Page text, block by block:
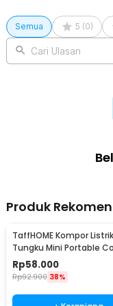
Semua 5 (0)
Cari Ulasan
Produk
TaffHOME Kompor Listrik
Tungku Mini Portable
Plate 500W - C1-1000-03
Rp58.000
Rp92.900 38%